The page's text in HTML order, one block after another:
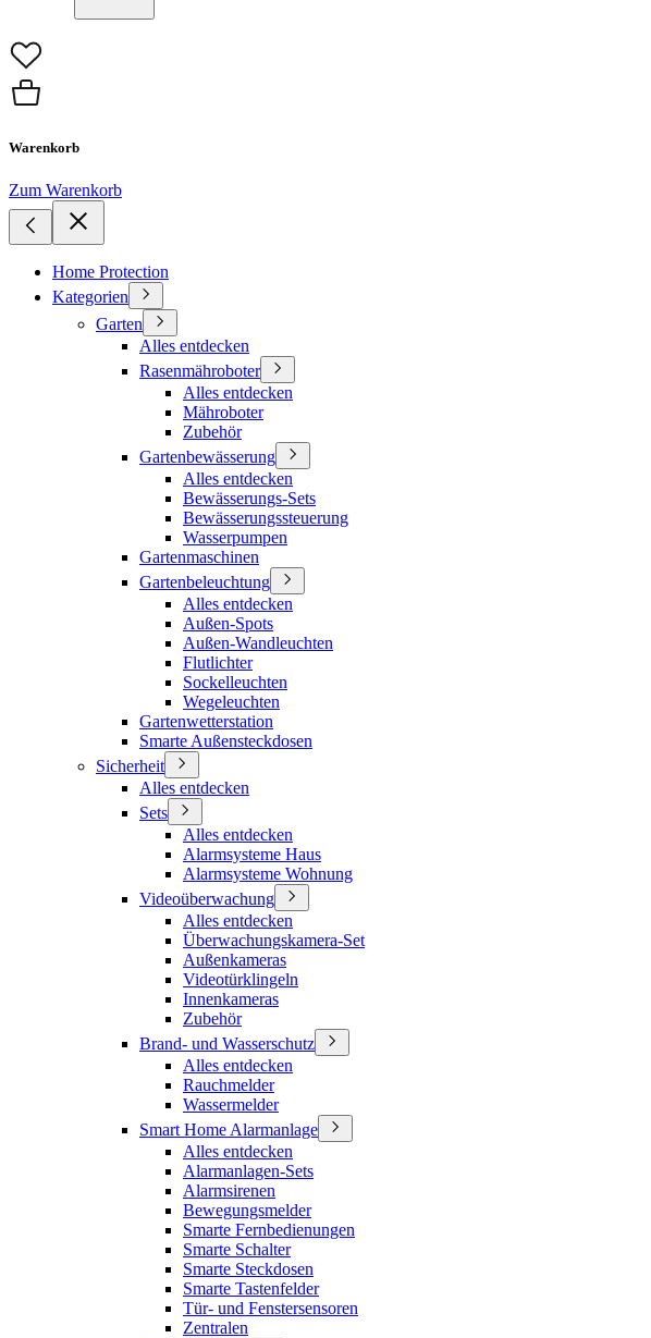
Warenkorb
Zum Warenkorb
Home Protection
Kategorien
Garten
Alles entdecken
Rasenmähroboter
Alles entdecken
Mähroboter
Zubehör
Gartenbewässerung
Alles entdecken
Bewässerungs-Sets
Bewässerungssteuerung
Wasserpumpen
Gartenmaschinen
Gartenbeleuchtung
Alles entdecken
Außen-Spots
Außen-Wandleuchten
Flutlichter
Sockelleuchten
Wegeleuchten
Gartenwetterstation
Smarte Außensteckdosen
Sicherheit
Alles entdecken
Sets
Alles entdecken
Alarmsysteme Haus
Alarmsysteme Wohnung
Videoüberwachung
Alles entdecken
Überwachungskamera-Set
Außenkameras
Videotürklingeln
Innenkameras
Zubehör
Brand- und Wasserschutz
Alles entdecken
Rauchmelder
Wassermelder
Smart Home Alarmanlage
Alles entdecken
Alarmanlagen-Sets
Alarmsirenen
Bewegungsmelder
Smarte Fernbedienungen
Smarte Schalter
Smarte Steckdosen
Smarte Tastenfelder
Tür- und Fenstersensoren
Zentralen